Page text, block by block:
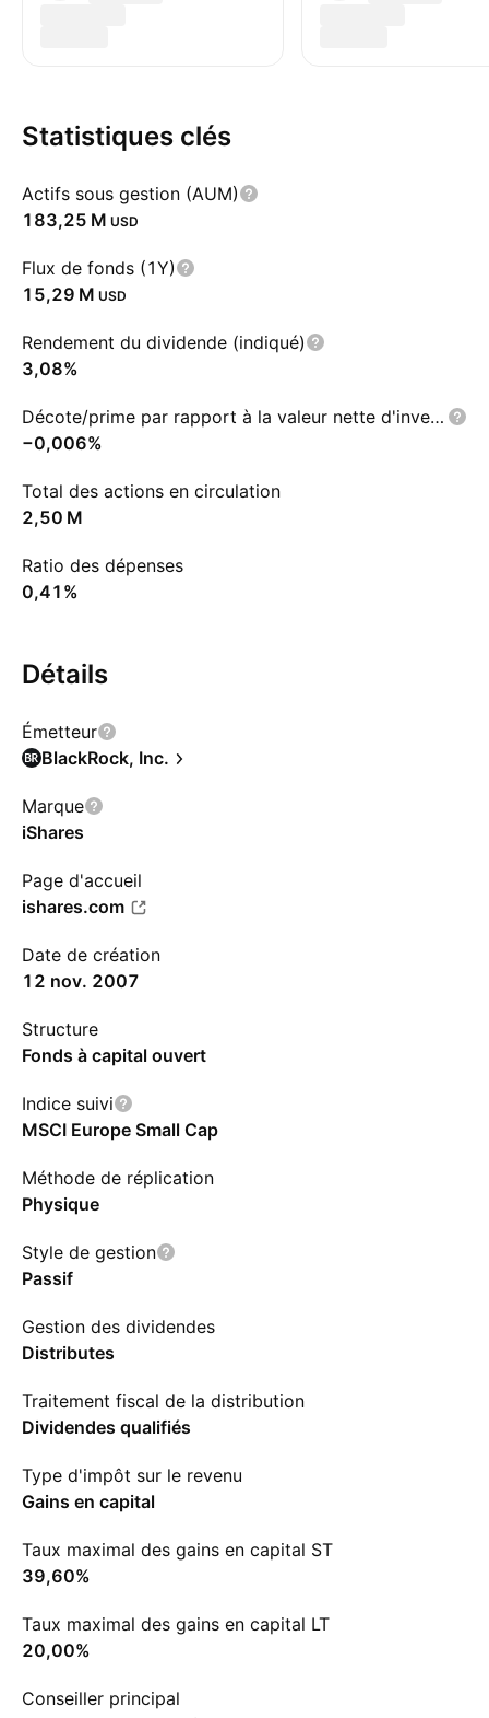
Statistiques clés
Actifs sous gestion (AUM)
‪183,25 M‬ USD
Flux de fonds (1Y)
‪15,29 M‬ USD
Rendement du dividende (indiqué)
3,08%
Décote/prime par rapport à la valeur nette d'inventaire
−0,006%
Total des actions en circulation
‪2,50 M‬
Ratio des dépenses
0,41%
Détails
Émetteur
BlackRock, Inc.
Marque
iShares
Page d'accueil
ishares.com
Date de création
12 nov. 2007
Structure
Fonds à capital ouvert
Indice suivi
MSCI Europe Small Cap
Méthode de réplication
Physique
Style de gestion
Passif
Gestion des dividendes
Distributes
Traitement fiscal de la distribution
Dividendes qualifiés
Type d'impôt sur le revenu
Gains en capital
Taux maximal des gains en capital ST
39,60%
Taux maximal des gains en capital LT
20,00%
Conseiller principal